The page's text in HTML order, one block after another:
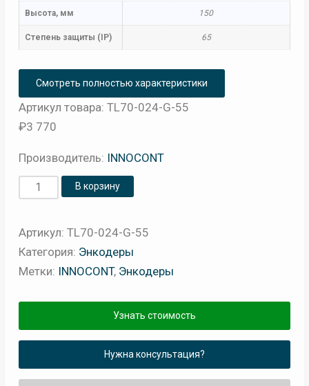
Высота, мм 150
Степень защиты (IP) 65
Смотреть полностью характеристики
Артикул товара: TL70-024-G-55
3 770
₽
Производитель: INNOCONT
Количество
товара
колонна
INNOCONT
024-
55
В корзину
Артикул: TL70-024-G-55
Категория: Энкодеры
Метки: INNOCONT, Энкодеры
Узнать стоимость
Нужна консультация?